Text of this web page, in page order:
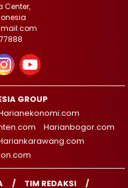
Center,
GROUP
Harianbogor.com
TIM REDAKSI